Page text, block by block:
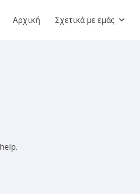
Αρχική Σχετικά με εμάς